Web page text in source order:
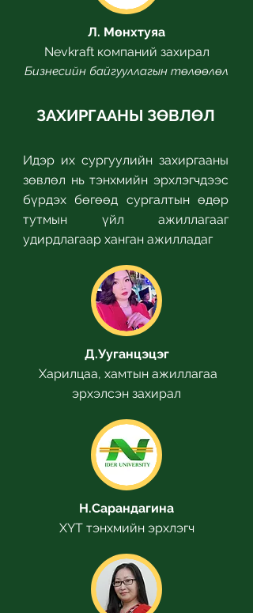
Л. Мөнхтуяа
Nevkraft компаний захирал
Бизнесийн байгууллагын төлөөлөл
ЗАХИРГААНЫ ЗӨВЛӨЛ
Идэр их сургуулийн захиргааны
зөвлөл нь тэнхмийн эрхлэгчдээс
бүрдэх бөгөөд сургалтын өдөр
тутмын үйл ажиллагааг
удирдлагаар ханган ажилладаг
Д.Ууганцэцэг
Харилцаа, хамтын ажиллагаа
эрхэлсэн захирал
Н.Сарандагина
ХҮТ тэнхмийн эрхлэгч